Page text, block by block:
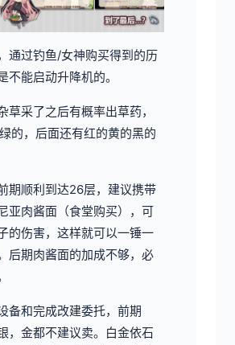
通过钓鱼/女神购买得到的历
不能启动升降机的。
草采了之后有概率出草药，
的，后面还有红的黄的黑的
期顺利到达26层，建议携带
亚肉酱面（食堂购买），可
的伤害，这样就可以一锤一
后期肉酱面的加成不够，必
备和完成改建委托，前期
，金都不建议卖。白金依石